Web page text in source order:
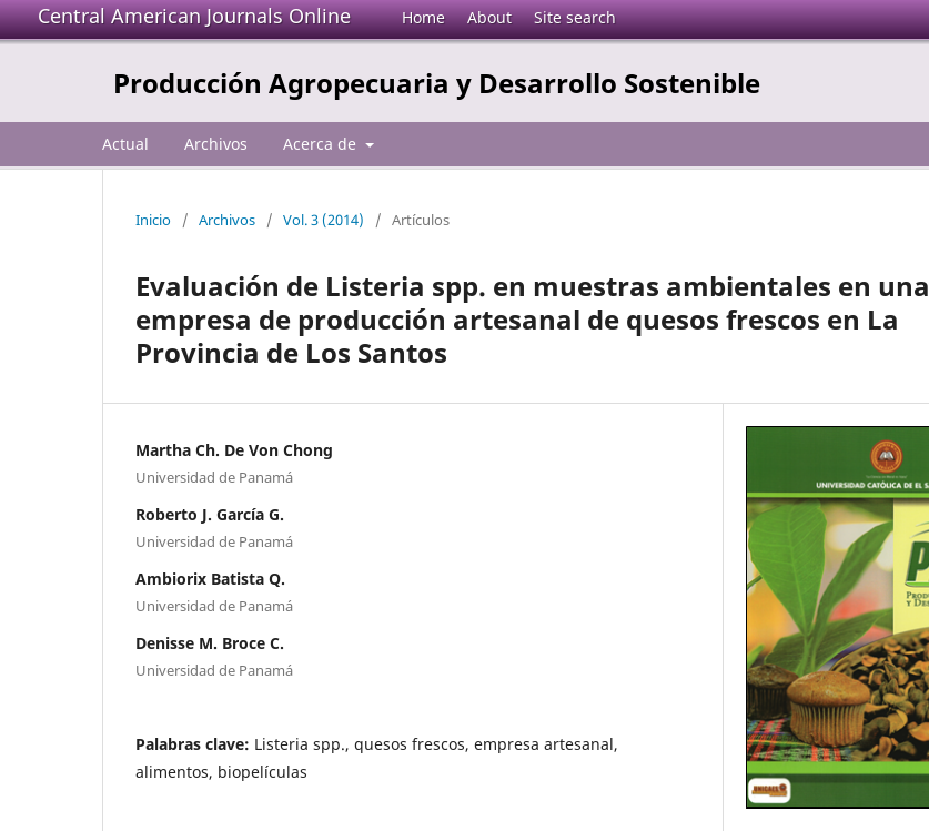
Central American Journals Online Home About Site search
Producción Agropecuaria y Desarrollo Sostenible
Actual Archivos Acerca de
Inicio / Archivos / Vol. 3 (2014) / Artículos
Evaluación de Listeria spp. en muestras ambientales en una
empresa de producción artesanal de quesos frescos en La
Provincia de Los Santos
Martha Ch. De Von Chong
Universidad de Panamá
Roberto J. García G.
Universidad de Panamá
Ambiorix Batista Q.
Universidad de Panamá
Denisse M. Broce C.
Universidad de Panamá
Palabras clave: Listeria spp., quesos frescos, empresa artesanal,
alimentos, biopelículas